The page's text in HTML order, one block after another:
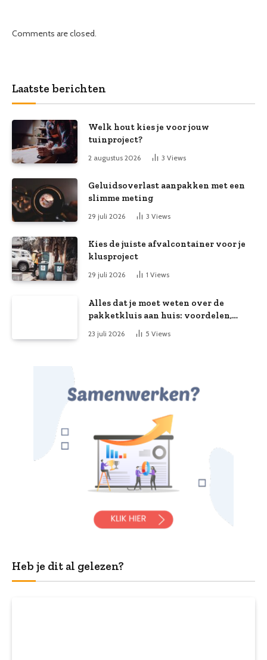
Comments are closed.
Laatste berichten
Welk hout kies je voor jouw
tuinproject?
2 augustus 2026 3 Views
Geluidsoverlast aanpakken met een
slimme meting
29 juli 2026 3 Views
Kies de juiste afvalcontainer voor je
klusproject
29 juli 2026 1 Views
Alles dat je moet weten over de
pakketkluis aan huis: voordelen,
kooptips en belang
23 juli 2026 5 Views
Heb je dit al gelezen?